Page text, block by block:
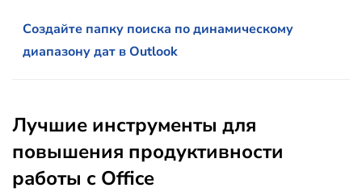
Создайте папку поиска по динамическому
диапазону дат в Outlook
Лучшие инструменты для
повышения продуктивности
работы с Office